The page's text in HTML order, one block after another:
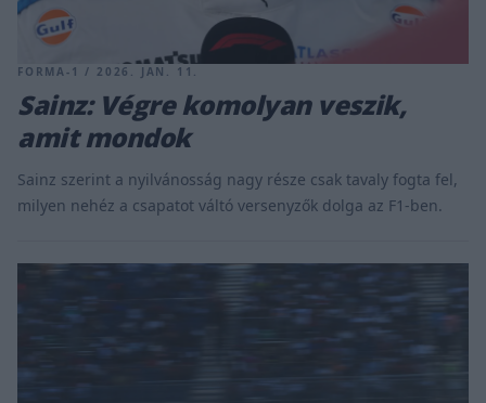
FORMA-1 / 2026. JAN. 11.
Sainz: Végre komolyan veszik,
amit mondok
Sainz szerint a nyilvánosság nagy része csak tavaly fogta fel,
milyen nehéz a csapatot váltó versenyzők dolga az F1-ben.